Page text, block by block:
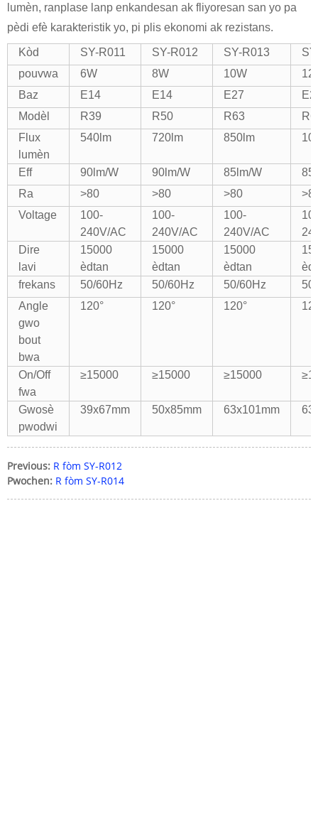
lumèn, ranplase lanp enkandesan ak fliyoresan san yo pa
pèdi efè karakteristik yo, pi plis ekonomi ak rezistans.
Kòd SY-R011 SY-R012 SY-R013
pouvwa
6W 8W 10W
Baz
E14 E14 E27
Modèl
R39 R50 R63
Flux
lumèn
540lm 720lm 850lm
Eff 90lm/W 90lm/W 85lm/W
Ra
>80 >80 >80
Voltage
100-
240V/AC
100-
240V/AC
100-
240V/AC
Dire
lavi
15000
èdtan
15000
èdtan
15000
èdtan
frekans
50/60Hz 50/60Hz 50/60Hz
Angle
gwo
bout
bwa
120° 120° 120°
On/Off
fwa
≥15000 ≥15000 ≥15000
Gwosè
pwodwi
39x67mm 50x85mm 63x101mm
Previous: R fòm SY-R012
Pwochen: R fòm SY-R014